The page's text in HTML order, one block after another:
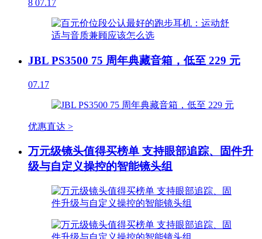
8 07.17
JBL PS3500 75 周年典藏音箱，低至 229 元
07.17
优惠直达 >
万元级镜头值得买榜单 支持眼部追踪、固件升
级与自定义操控的智能镜头组